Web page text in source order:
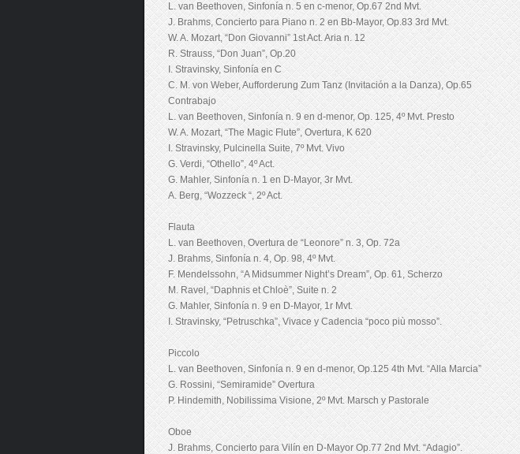
L. van Beethoven, Sinfonía n. 5 en c-menor, Op.67 2nd Mvt.
J. Brahms, Concierto para Piano n. 2 en Bb-Mayor, Op.83 3rd Mvt.
W. A. Mozart, “Don Giovanni” 1st Act. Aria n. 12
R. Strauss, “Don Juan”, Op.20
I. Stravinsky, Sinfonía en C
C. M. von Weber, Aufforderung Zum Tanz (Invitación a la Danza), Op.65
Contrabajo
L. van Beethoven, Sinfonía n. 9 en d-menor, Op. 125, 4º Mvt. Presto
W. A. Mozart, “The Magic Flute”, Overtura, K 620
I. Stravinsky, Pulcinella Suite, 7º Mvt. Vivo
G. Verdi, “Othello”, 4º Act.
G. Mahler, Sinfonía n. 1 en D-Mayor, 3r Mvt.
A. Berg, “Wozzeck “, 2º Act.
Flauta
L. van Beethoven, Overtura de “Leonore” n. 3, Op. 72a
J. Brahms, Sinfonía n. 4, Op. 98, 4º Mvt.
F. Mendelssohn, “A Midsummer Night’s Dream”, Op. 61, Scherzo
M. Ravel, “Daphnis et Chloè”, Suite n. 2
G. Mahler, Sinfonía n. 9 en D-Mayor, 1r Mvt.
I. Stravinsky, “Petruschka”, Vivace y Cadencia “poco più mosso”.
Piccolo
L. van Beethoven, Sinfonía n. 9 en d-menor, Op.125 4th Mvt. “Alla Marcia”
G. Rossini, “Semiramide” Overtura
P. Hindemith, Nobilissima Visione, 2º Mvt. Marsch y Pastorale
Oboe
J. Brahms, Concierto para Vilín en D-Mayor Op.77 2nd Mvt. “Adagio”.